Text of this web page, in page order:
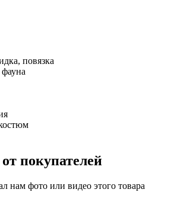
повязка
покупателей
нам фото или видео этого товара